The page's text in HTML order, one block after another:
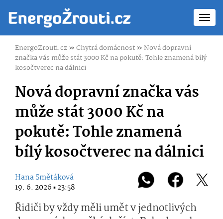
EnergoZrouti.cz»Chytrá domácnost»Nová dopravní
značka vás může stát 3000 Kč na pokutě: Tohle znamená bílý
kosočtverec na dálnici
Nová dopravní značka vás
může stát 3000 Kč na
pokutě: Tohle znamená
bílý kosočtverec na dálnici
Hana Smětáková
19. 6. 2026 ▪ 23:58
Řidiči by vždy měli umět v jednotlivých